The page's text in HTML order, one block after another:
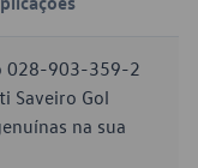
028-903-359-2
Saveiro Gol
na sua